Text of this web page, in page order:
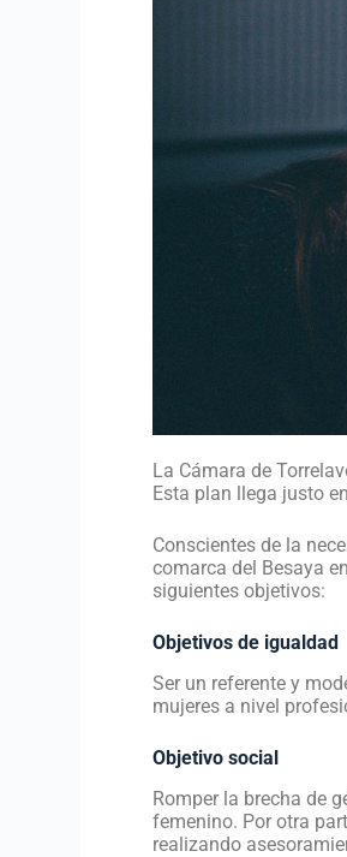
La Cámara de
Esta plan llega justo
Conscientes de la
comarca del Besaya
siguientes objetivos:
Objetivos de igualdad
Ser un referente y
mujeres a nivel
Objetivo social
Romper la brecha de
femenino. Por otra
realizando